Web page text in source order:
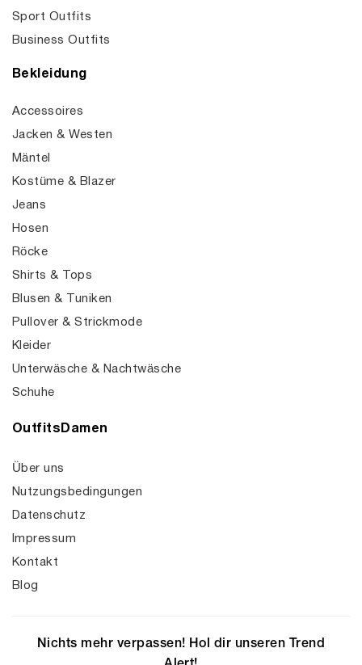
Sport Outfits
Business Outfits
Bekleidung
Accessoires
Jacken & Westen
Mäntel
Kostüme & Blazer
Jeans
Hosen
Röcke
Shirts & Tops
Blusen & Tuniken
Pullover & Strickmode
Kleider
Unterwäsche & Nachtwäsche
Schuhe
OutfitsDamen
Über uns
Nutzungsbedingungen
Datenschutz
Impressum
Kontakt
Blog
Nichts mehr verpassen! Hol dir unseren Trend